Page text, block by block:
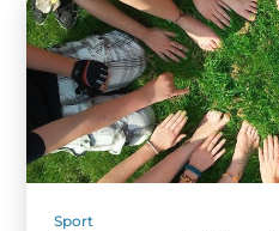
Sport